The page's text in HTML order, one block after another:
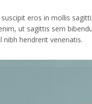
eros in mollis
ut sagittis sem
nibh hendrerit venenatis.